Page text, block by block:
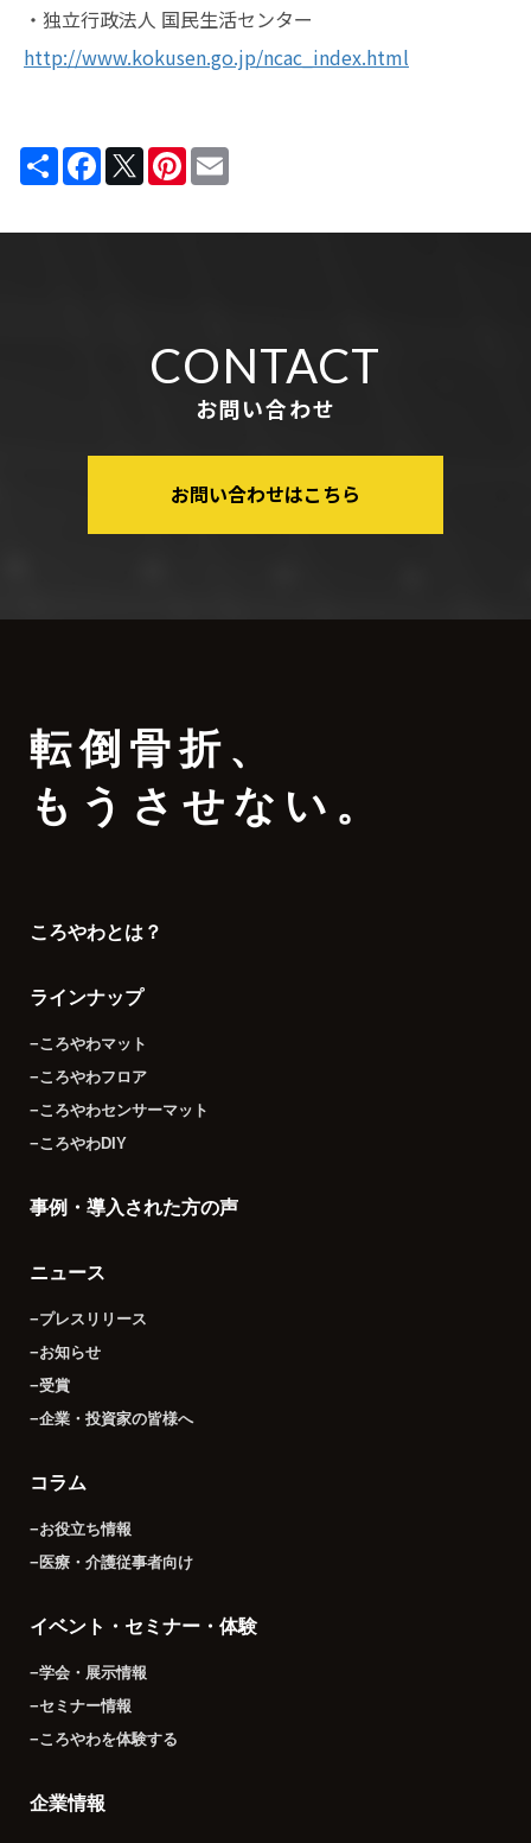
・独立行政法人 国民生活センター
http://www.kokusen.go.jp/ncac_index.html
Share FacebookTwitterPinterest
CONTACT
お問い合わせ
お問い合わせはこちら
転倒骨折 、
もうさせない。
ころやわとは？
ラインナップ
−ころやわマット
−ころやわフロア
−ころやわセンサーマット
−ころやわDIY
事例・導入された方の声
ニュース
−プレスリリース
−お知らせ
−受賞
−企業・投資家の皆様へ
コラム
−お役立ち情報
−医療・介護従事者向け
イベント・セミナー・体験
−学会・展示情報
−セミナー情報
−ころやわを体験する
企業情報